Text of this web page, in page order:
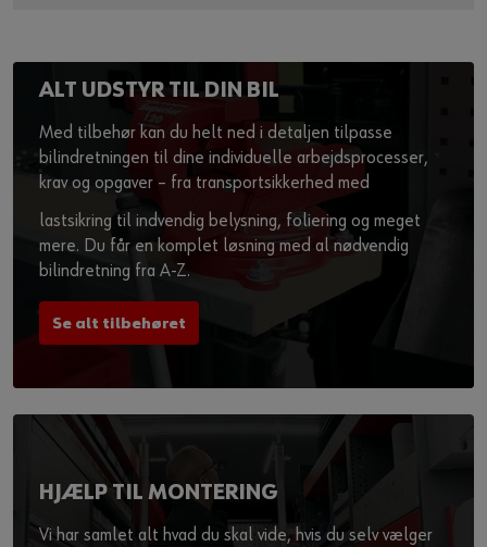
ALT UDSTYR TIL DIN BIL
Med tilbehør kan du helt ned i detaljen tilpasse
bilindretningen til dine individuelle arbejdsprocesser,
krav og opgaver – fra transportsikkerhed med
lastsikring til indvendig belysning, foliering og meget
mere. Du får en komplet løsning med al nødvendig
bilindretning fra A-Z.
Se alt tilbehøret
HJÆLP TIL MONTERING
Vi har samlet alt hvad du skal vide, hvis du selv vælger